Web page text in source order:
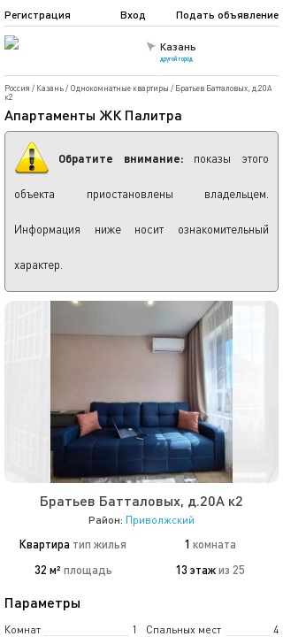
Казань
другой город
Подать объявление
Регистрация Вход
Россия / Казань/ Однокомнатные квартиры / Братьев Батталовых, д.20А
к2
Апартаменты ЖК Палитра
Обратите внимание: показы этого
объекта приостановлены владельцем.
Информация ниже носит ознакомительный
характер.
Братьев Батталовых, д.20А к2
Район: Приволжский
Квартира тип жилья 1 комната
32 м² площадь 13 этажиз 25
Параметры
Комнат 1 Спальных мест
4